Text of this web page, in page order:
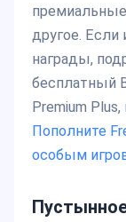
другое. Если
награды,
бесплатный
Premium
Пополните
особым